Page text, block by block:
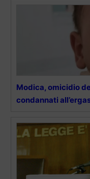
Modica, omicidio
condannati